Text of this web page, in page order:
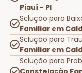
Piauí - PI
Solução para
Familiar em
Solução para
Familiar em
Solução para